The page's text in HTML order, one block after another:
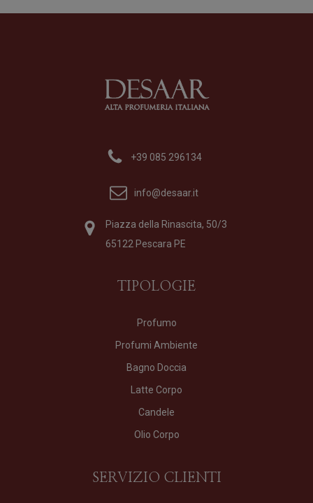
+39 085 296134
info@desaar.it
Piazza della Rinascita, 50/3
65122 Pescara PE
TIPOLOGIE
Profumo
Profumi Ambiente
Bagno Doccia
Latte Corpo
Candele
Olio Corpo
SERVIZIO CLIENTI